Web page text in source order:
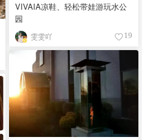
VIVAIA凉鞋、轻松带娃游玩水公
园
雯雯吖 19